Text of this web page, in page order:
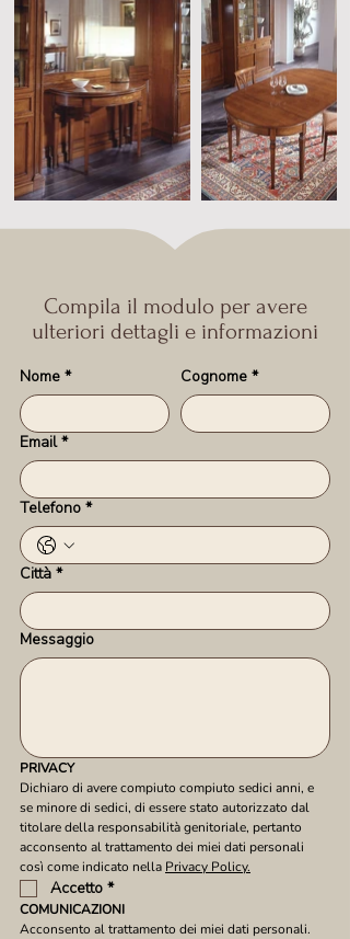
Compila il modulo per avere
ulteriori dettagli e informazioni
Nome * Cognome *
Email *
Telefono *
Città *
Messaggio
PRIVACY
Dichiaro di avere compiuto compiuto sedici anni, e
se minore di sedici, di essere stato autorizzato dal
titolare della responsabilità genitoriale, pertanto
acconsento al trattamento dei miei dati personali
così come indicato nella Privacy Policy.
Accetto *
COMUNICAZIONI
Acconsento al trattamento dei miei dati personali.